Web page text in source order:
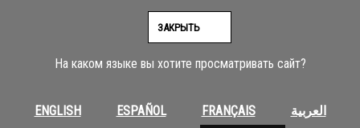
На каком языке вы хотите просматривать сайт?
ENGLISH ESPAÑOL FRANÇAIS
العربية
ЗАКРЫТЬ